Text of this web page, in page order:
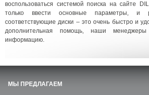
воспользоваться системой поиска на сайте
только ввести основные параметры, и
соответствующие диски – это очень быстро и
дополнительная помощь, наши менеджеры
информацию.
МЫ ПРЕДЛАГАЕМ